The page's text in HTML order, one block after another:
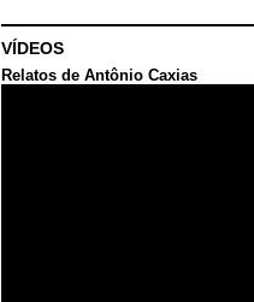
VÍDEOS
Relatos de Antônio Caxias